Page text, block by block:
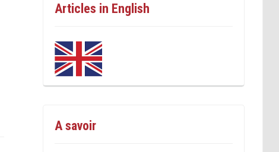
Articles in English
A savoir